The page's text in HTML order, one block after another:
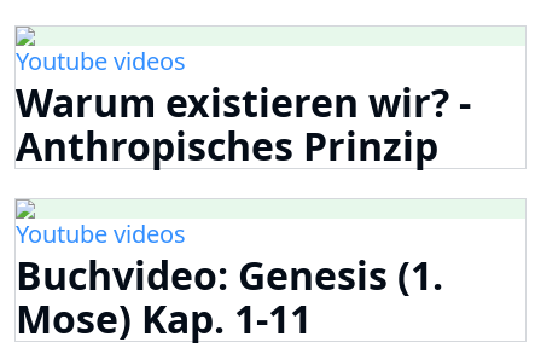
Youtube videos
Warum existieren wir? -
Anthropisches Prinzip
Youtube videos
Buchvideo: Genesis (1.
Mose) Kap. 1-11